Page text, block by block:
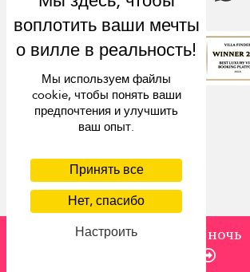
от473 USD
/ ночь
Мы используем файлы
cookie, чтобы понять ваши
предпочтения и улучшить
ваш опыт.
Принять все
Нет, спасибо
Настроить